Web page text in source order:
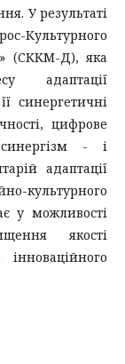
У результаті
Культурного
(СККМ-Д), яка
адаптації
синергетичні
цифрове
- і
адаптації
культурного
у можливості
якості